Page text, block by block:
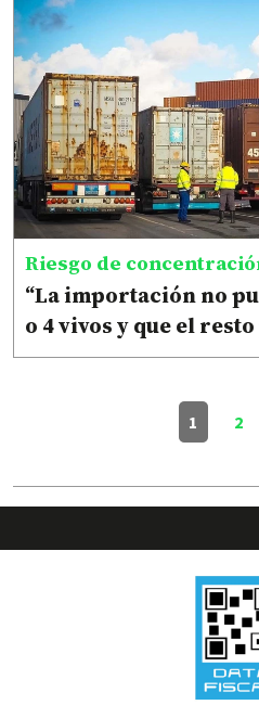
Riesgo de
“La importación no
o 4 vivos y que el
1 2